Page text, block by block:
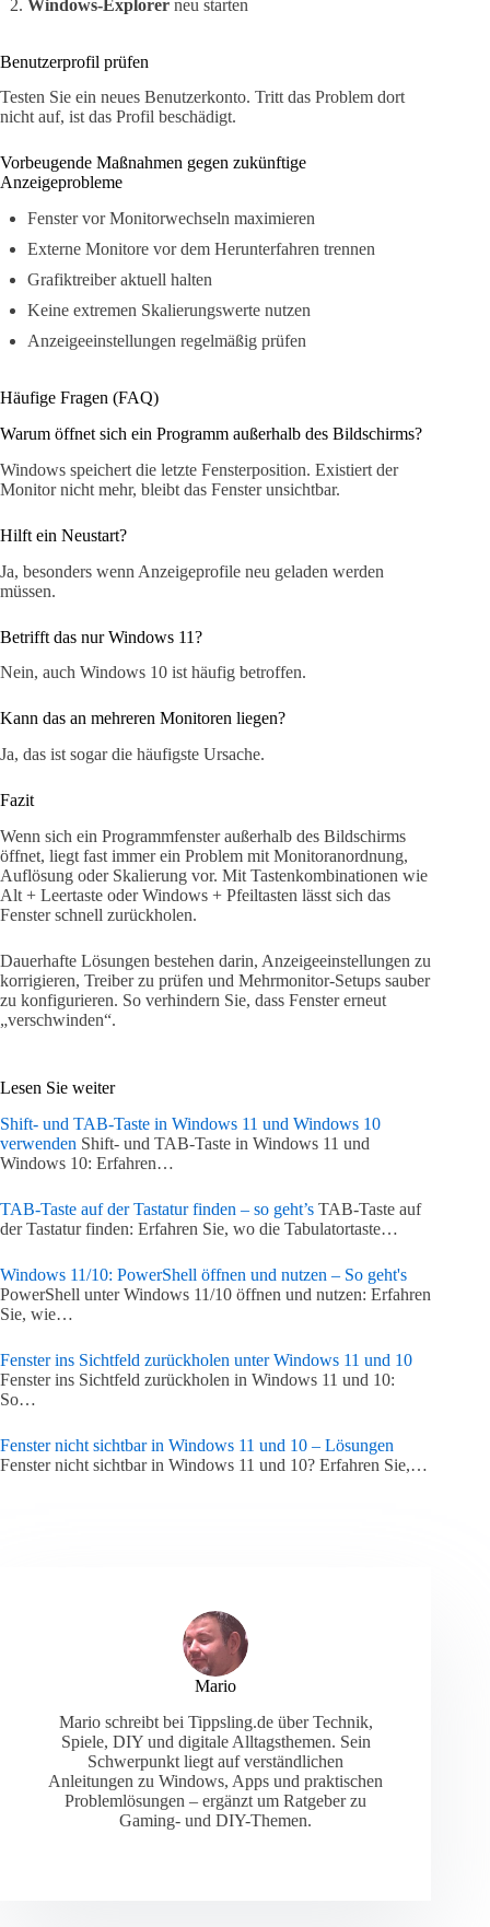
Windows-Explorer neu starten
Benutzerprofil prüfen
Testen Sie ein neues Benutzerkonto. Tritt das Problem dort
nicht auf, ist das Profil beschädigt.
Vorbeugende Maßnahmen gegen zukünftige
Anzeigeprobleme
Fenster vor Monitorwechseln maximieren
Externe Monitore vor dem Herunterfahren trennen
Grafiktreiber aktuell halten
Keine extremen Skalierungswerte nutzen
Anzeigeeinstellungen regelmäßig prüfen
Häufige Fragen (FAQ)
Warum öffnet sich ein Programm außerhalb des Bildschirms?
Windows speichert die letzte Fensterposition. Existiert der
Monitor nicht mehr, bleibt das Fenster unsichtbar.
Hilft ein Neustart?
Ja, besonders wenn Anzeigeprofile neu geladen werden
müssen.
Betrifft das nur Windows 11?
Nein, auch Windows 10 ist häufig betroffen.
Kann das an mehreren Monitoren liegen?
Ja, das ist sogar die häufigste Ursache.
Fazit
Wenn sich ein Programmfenster außerhalb des Bildschirms
öffnet, liegt fast immer ein Problem mit Monitoranordnung,
Auflösung oder Skalierung vor. Mit Tastenkombinationen wie
Alt + Leertaste oder Windows + Pfeiltasten lässt sich das
Fenster schnell zurückholen.
Dauerhafte Lösungen bestehen darin, Anzeigeeinstellungen zu
korrigieren, Treiber zu prüfen und Mehrmonitor-Setups sauber
zu konfigurieren. So verhindern Sie, dass Fenster erneut
„verschwinden“.
Lesen Sie weiter
Shift- und TAB-Taste in Windows 11 und Windows 10
verwenden Shift- und TAB-Taste in Windows 11 und
Windows 10: Erfahren…
TAB-Taste auf der Tastatur finden – so geht’s TAB-Taste auf
der Tastatur finden: Erfahren Sie, wo die Tabulatortaste…
Windows 11/10: PowerShell öffnen und nutzen – So geht's
PowerShell unter Windows 11/10 öffnen und nutzen: Erfahren
Sie, wie…
Fenster ins Sichtfeld zurückholen unter Windows 11 und 10
Fenster ins Sichtfeld zurückholen in Windows 11 und 10:
So…
Fenster nicht sichtbar in Windows 11 und 10 – Lösungen
Fenster nicht sichtbar in Windows 11 und 10? Erfahren Sie,…
Mario
Mario schreibt bei Tippsling.de über Technik,
Spiele, DIY und digitale Alltagsthemen. Sein
Schwerpunkt liegt auf verständlichen
Anleitungen zu Windows, Apps und praktischen
Problemlösungen – ergänzt um Ratgeber zu
Gaming- und DIY-Themen.